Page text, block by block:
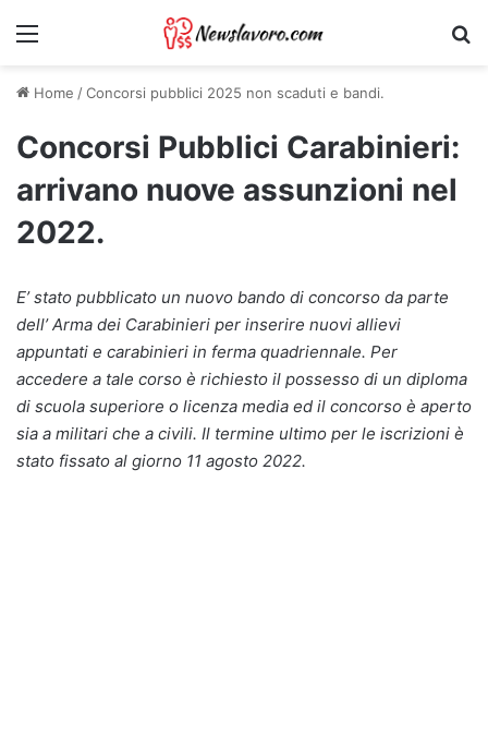
Menu
Home /Concorsi pubblici 2025 non scaduti e bandi.
Concorsi Pubblici Carabinieri:
arrivano nuove assunzioni nel
2022.
E’ stato pubblicato un nuovo bando di concorso da parte
dell’ Arma dei Carabinieri per inserire nuovi allievi
appuntati e carabinieri in ferma quadriennale. Per
accedere a tale corso è richiesto il possesso di un diploma
di scuola superiore o licenza media ed il concorso è aperto
sia a militari che a civili. Il termine ultimo per le iscrizioni è
stato fissato al giorno 11 agosto 2022.